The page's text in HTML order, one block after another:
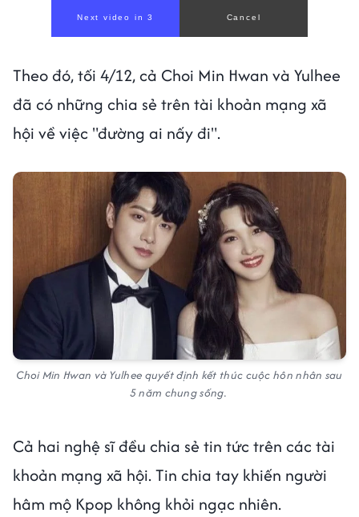
Theo đó, tối 4/12, cả Choi Min Hwan và Yulhee
đã có những chia sẻ trên tài khoản mạng xã
hội về việc "đường ai nấy đi".
Choi Min Hwan và Yulhee quyết định kết thúc cuộc hôn nhân sau
5 năm chung sống.
Cả hai nghệ sĩ đều chia sẻ tin tức trên các tài
khoản mạng xã hội. Tin chia tay khiến người
hâm mộ Kpop không khỏi ngạc nhiên.